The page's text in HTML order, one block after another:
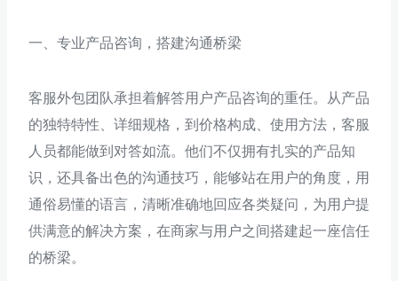
一、专业产品咨询，搭建沟通桥梁
客服外包团队承担着解答用户产品咨询的重任。从产品
的独特特性、详细规格，到价格构成、使用方法，客服
人员都能做到对答如流。他们不仅拥有扎实的产品知
识，还具备出色的沟通技巧，能够站在用户的角度，用
通俗易懂的语言，清晰准确地回应各类疑问，为用户提
供满意的解决方案，在商家与用户之间搭建起一座信任
的桥梁。